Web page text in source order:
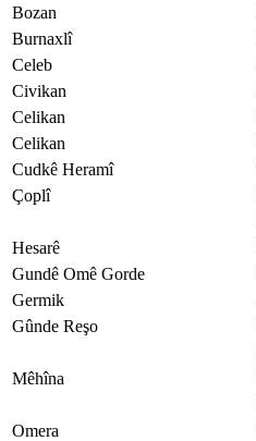
Bozan
Burnaxlî
Celeb
Civikan
Celikan
Celikan
Cudkê Heramî
Çoplî
Hesarê
Gundê Omê Gorde
Germik
Gûnde Reşo
Mêhîna
Omera